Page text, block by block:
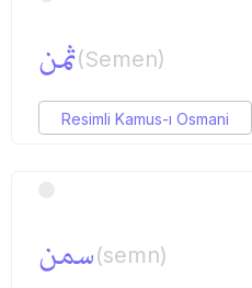
ثمن(Semen)
Resimli Kamus-ı Osmani
سمن(semn)